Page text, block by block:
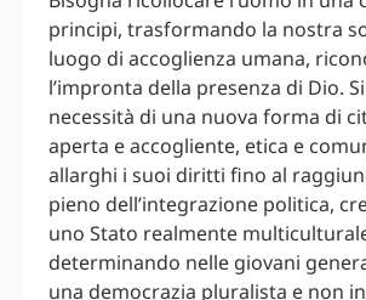
principi, trasformando la nostra
luogo di accoglienza umana,
l’impronta della presenza di Dio.
necessità di una nuova forma di
aperta e accogliente, etica e
allarghi i suoi diritti fino al
pieno dell’integrazione politica,
uno Stato realmente
determinando nelle giovani
una democrazia pluralista e non